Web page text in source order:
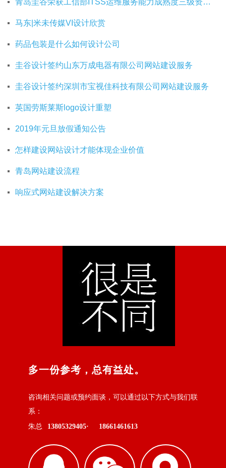
马东|米未传媒VI设计欣赏
药品包装是什么如何设计公司
圭谷设计签约山东万成电器有限公司网站建设服务
圭谷设计签约深圳市宝视佳科技有限公司网站建设服务
英国劳斯莱斯logo设计重塑
2019年元旦放假通知公告
怎样建设网站设计才能体现企业价值
青岛网站建设流程
响应式网站建设解决方案
多一份参考，总有益处。
咨询相关问题或预约面谈，可以通过以下方式与我们联
系：
朱总
13805329405· 18661461613